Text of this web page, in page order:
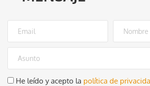
He leído y acepto la política de